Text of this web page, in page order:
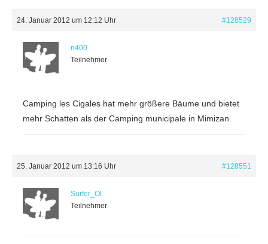
24. Januar 2012 um 12:12 Uhr #128529
n400
Teilnehmer
Camping les Cigales hat mehr größere Bäume und bietet
mehr Schatten als der Camping municipale in Mimizan.
25. Januar 2012 um 13:16 Uhr #128551
Surfer_Ol
Teilnehmer